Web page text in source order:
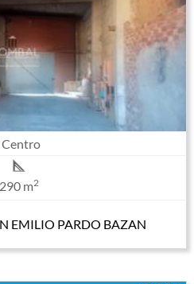
Centro
290 m2
EMILIO PARDO BAZAN